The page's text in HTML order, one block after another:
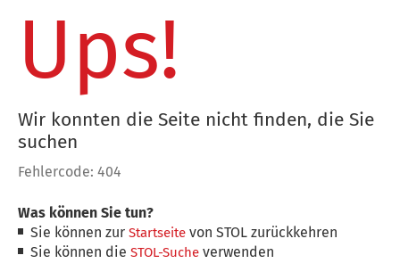
Ups!
Wir konnten die Seite nicht finden, die Sie
suchen
Fehlercode: 404
Was können Sie tun?
Sie können zurStartseite von STOL zurückkehren
Sie können dieSTOL-Suche verwenden